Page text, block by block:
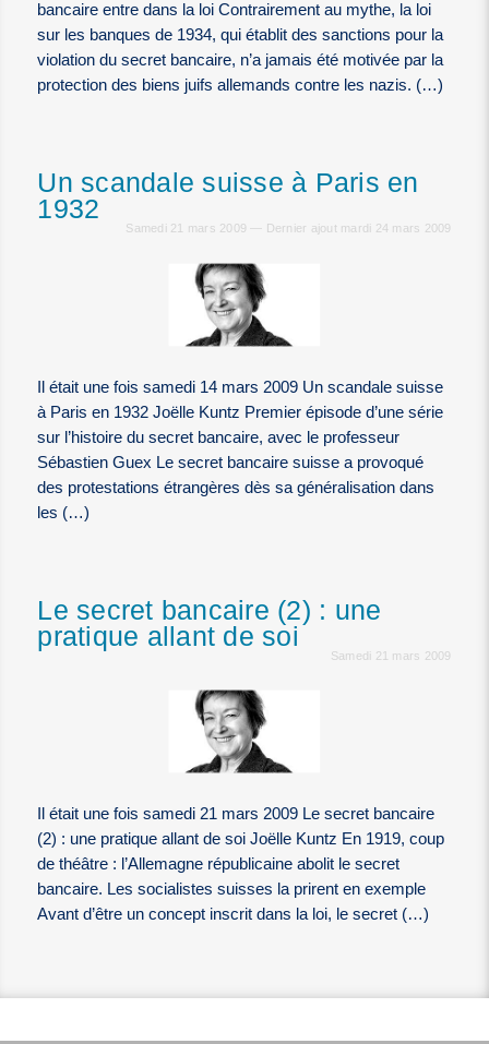
bancaire entre dans la loi Contrairement au mythe, la loi
sur les banques de 1934, qui établit des sanctions pour la
violation du secret bancaire, n’a jamais été motivée par la
protection des biens juifs allemands contre les nazis. (…)
Un scandale suisse à Paris en
1932
Samedi 21 mars 2009 — Dernier ajout mardi 24 mars 2009
Il était une fois samedi 14 mars 2009 Un scandale suisse
à Paris en 1932 Joëlle Kuntz Premier épisode d’une série
sur l’histoire du secret bancaire, avec le professeur
Sébastien Guex Le secret bancaire suisse a provoqué
des protestations étrangères dès sa généralisation dans
les (…)
Le secret bancaire (2) : une
pratique allant de soi
Samedi 21 mars 2009
Il était une fois samedi 21 mars 2009 Le secret bancaire
(2) : une pratique allant de soi Joëlle Kuntz En 1919, coup
de théâtre : l’Allemagne républicaine abolit le secret
bancaire. Les socialistes suisses la prirent en exemple
Avant d’être un concept inscrit dans la loi, le secret (…)